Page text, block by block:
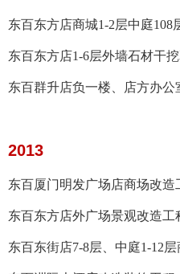
东百东方店商城1-2层中庭108
东百东方店1-6层外墙石材干
东百群升店负一楼、店方办公
2013
东百厦门明发广场店商场改造
东百东方店外广场景观改造工
东百东街店7-8层、中庭1-12